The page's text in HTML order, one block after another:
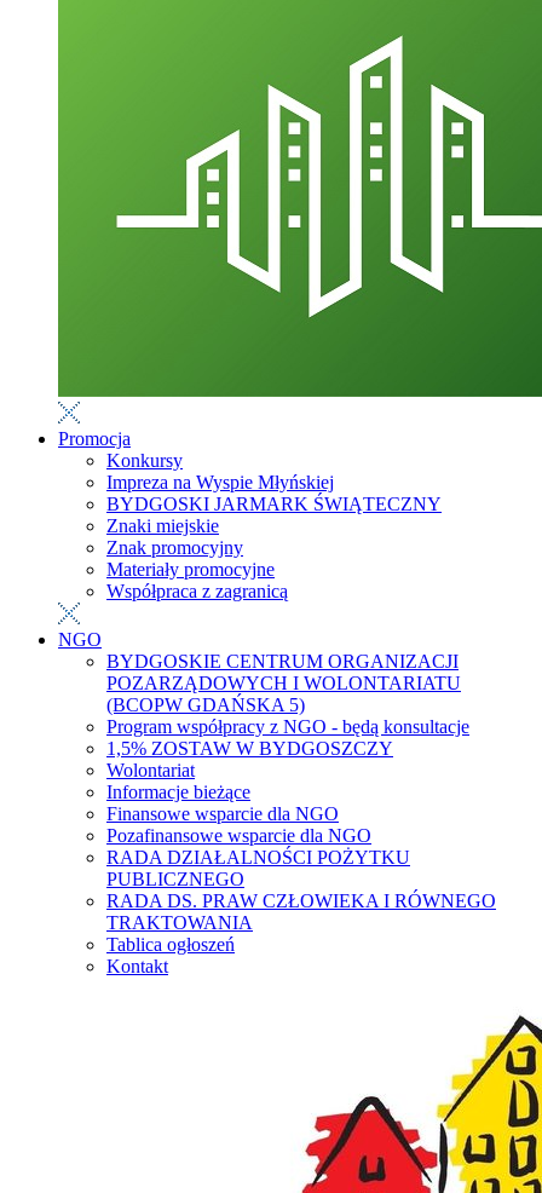
Promocja
Konkursy
Impreza na Wyspie Młyńskiej
BYDGOSKI JARMARK ŚWIĄTECZNY
Znaki miejskie
Znak promocyjny
Materiały promocyjne
Współpraca z zagranicą
NGO
BYDGOSKIE CENTRUM ORGANIZACJI
POZARZĄDOWYCH I WOLONTARIATU
(BCOPW GDAŃSKA 5)
Program współpracy z NGO - będą konsultacje
1,5% ZOSTAW W BYDGOSZCZY
Wolontariat
Informacje bieżące
Finansowe wsparcie dla NGO
Pozafinansowe wsparcie dla NGO
RADA DZIAŁALNOŚCI POŻYTKU
PUBLICZNEGO
RADA DS. PRAW CZŁOWIEKA I RÓWNEGO
TRAKTOWANIA
Tablica ogłoszeń
Kontakt